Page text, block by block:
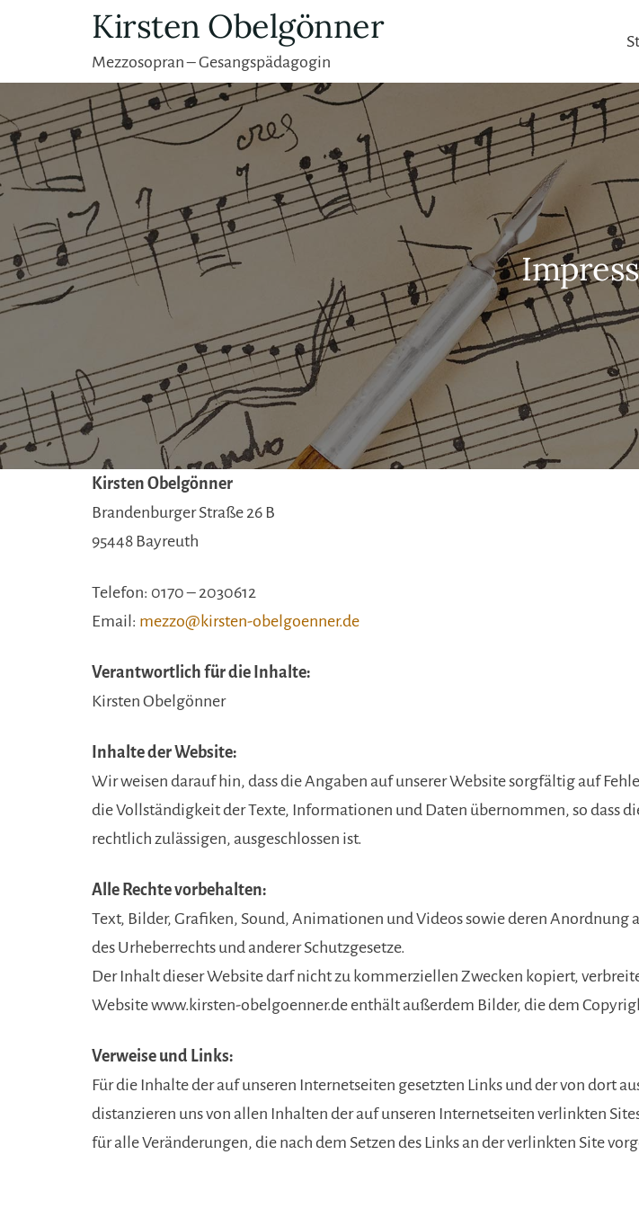
Kirsten Obelgönner
Mezzosopran – Gesangspädagogin
Kirsten Obelgönner
Brandenburger Straße 26 B
95448 Bayreuth
Telefon: 0170 – 2030612
Email: mezzo@kirsten-obelgoenner.de
Verantwortlich für die Inhalte:
Kirsten Obelgönner
Inhalte der Website:
Wir weisen darauf hin, dass die Angaben auf unserer Website sorgfältig auf
die Vollständigkeit der Texte, Informationen und Daten übernommen, so dass
rechtlich zulässigen, ausgeschlossen ist.
Alle Rechte vorbehalten:
Text, Bilder, Grafiken, Sound, Animationen und Videos sowie deren
des Urheberrechts und anderer Schutzgesetze.
Der Inhalt dieser Website darf nicht zu kommerziellen Zwecken kopiert,
Website www.kirsten-obelgoenner.de enthält außerdem Bilder, die dem
Verweise und Links:
Für die Inhalte der auf unseren Internetseiten gesetzten Links und der von dort
distanzieren uns von allen Inhalten der auf unseren Internetseiten verlinkten
für alle Veränderungen, die nach dem Setzen des Links an der verlinkten Site